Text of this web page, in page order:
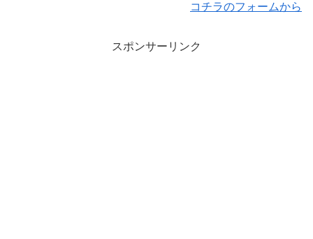
コチラのフォームから
スポンサーリンク